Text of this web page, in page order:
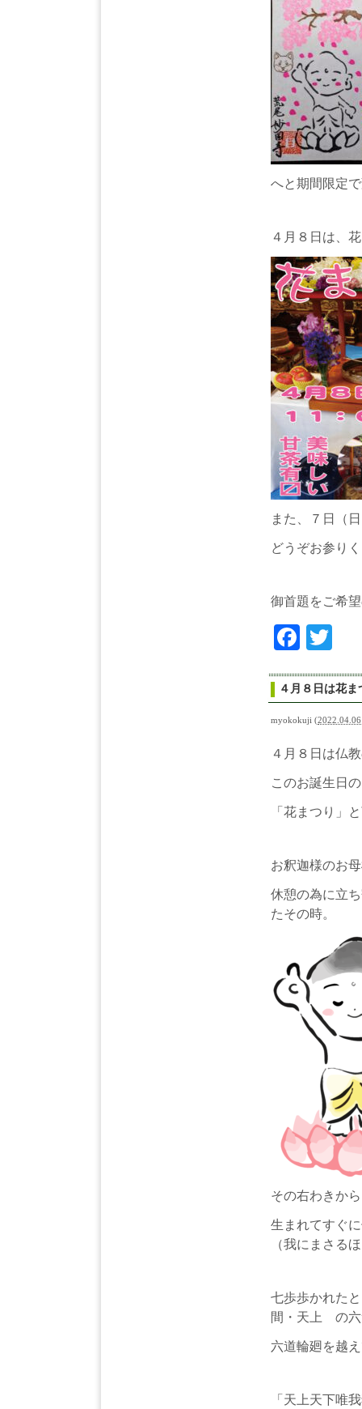
へと期間限定
４月８日は、
また、７日（
どうぞお参り
御首題をご希
４月８日は花ま
myokokuji (
４月８日は仏
このお誕生日
「花まつり」
お釈迦様のお
休憩の為に立
たその時。
その右わきか
生まれてすぐ
（我にまさる
七歩歩かれた
間・天上 の
六道輪廻を越
「天上天下唯